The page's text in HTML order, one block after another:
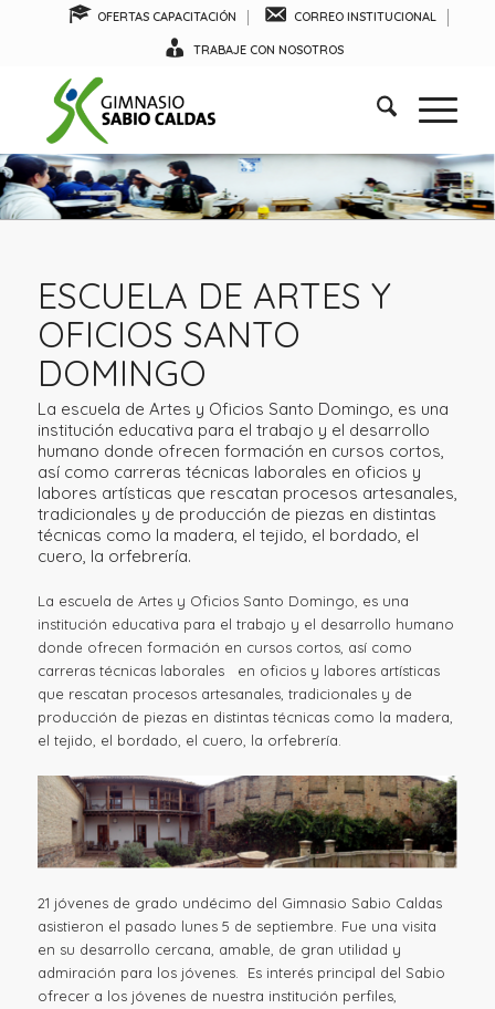
OFERTAS CAPACITACIÓN CORREO INSTITUCIONAL
TRABAJE CON NOSOTROS
ESCUELA DE ARTES Y
OFICIOS SANTO
DOMINGO
La escuela de Artes y Oficios Santo Domingo, es una
institución educativa para el trabajo y el desarrollo
humano donde ofrecen formación en cursos cortos,
así como carreras técnicas laborales en oficios y
labores artísticas que rescatan procesos artesanales,
tradicionales y de producción de piezas en distintas
técnicas como la madera, el tejido, el bordado, el
cuero, la orfebrería.
La escuela de Artes y Oficios Santo Domingo, es una
institución educativa para el trabajo y el desarrollo humano
donde ofrecen formación en cursos cortos, así como
carreras técnicas laborales en oficios y labores artísticas
que rescatan procesos artesanales, tradicionales y de
producción de piezas en distintas técnicas como la madera,
el tejido, el bordado, el cuero, la orfebrería.
21 jóvenes de grado undécimo del Gimnasio Sabio Caldas
asistieron el pasado lunes 5 de septiembre. Fue una visita
en su desarrollo cercana, amable, de gran utilidad y
admiración para los jóvenes. Es interés principal del Sabio
ofrecer a los jóvenes de nuestra institución perfiles,